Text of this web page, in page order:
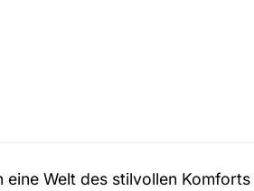
eine Welt des stilvollen